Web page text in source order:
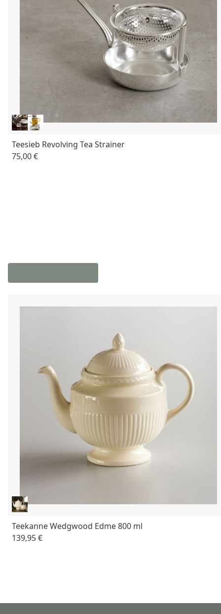
Teesieb Revolving Tea Strainer
75,00 €
Teekanne Wedgwood Edme 800 ml
139,95 €